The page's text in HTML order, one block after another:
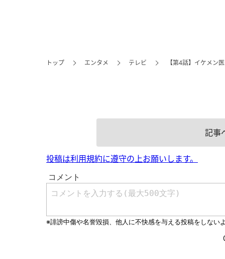
トップ エンタメ テレビ 【第4話】イケメン
記事
投稿は利用規約に遵守の上お願いします。